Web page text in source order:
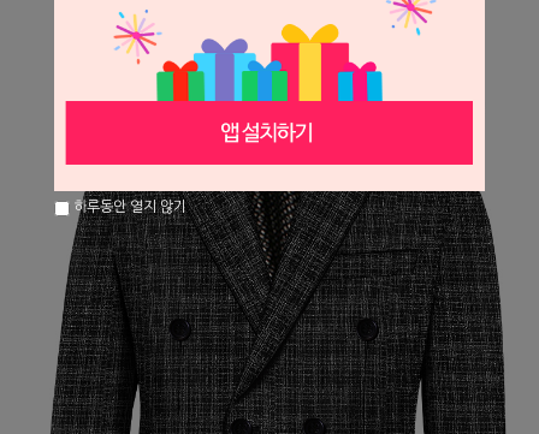
하루동안 열지 않기